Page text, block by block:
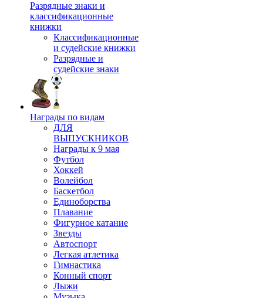
Разрядные знаки и
классификационные
книжки
Классификационные
и судейские книжки
Разрядные и
судейские знаки
Награды по видам
ДЛЯ
ВЫПУСКНИКОВ
Награды к 9 мая
Футбол
Хоккей
Волейбол
Баскетбол
Единоборства
Плавание
Фигурное катание
Звезды
Автоспорт
Легкая атлетика
Гимнастика
Конный спорт
Лыжи